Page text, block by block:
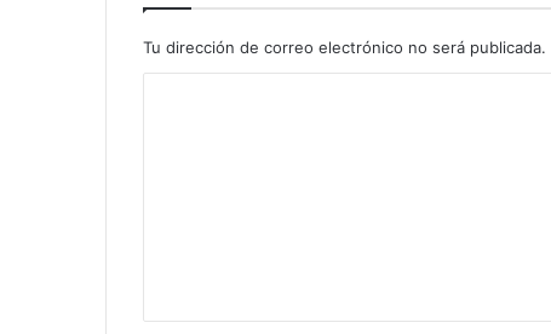
Tu dirección de correo electrónico no será publicada.